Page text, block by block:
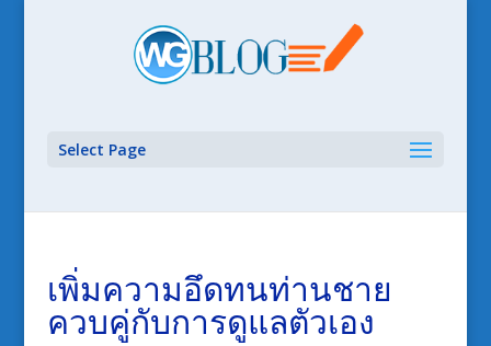
Select Page
เพิ่มความอึดทนท่านชาย
ควบคู่กับการดูแลตัวเอง